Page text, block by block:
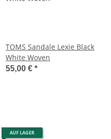
TOMS Sandale Lexie Black
White Woven
55,00 € *
AUF LAGER